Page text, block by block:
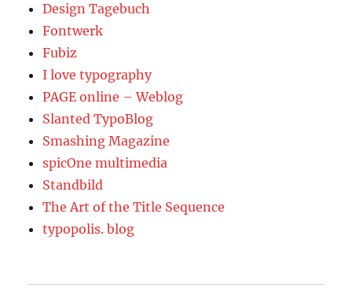
Design Tagebuch
Fontwerk
Fubiz
I love typography
PAGE online – Weblog
Slanted TypoBlog
Smashing Magazine
spicOne multimedia
Standbild
The Art of the Title Sequence
typopolis. blog